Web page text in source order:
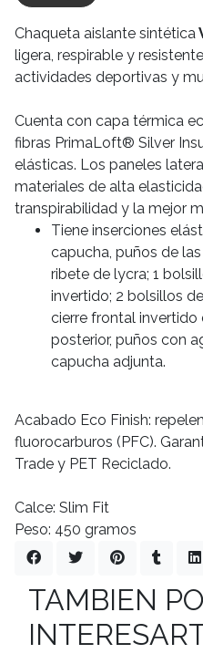
Chaqueta aislante sintética
ligera, respirable y
actividades deportivas y
Cuenta con capa térmica
fibras PrimaLoft® Silver
elásticas. Los paneles
materiales de alta
transpirabilidad y la mejor
Tiene inserciones
capucha, puños de
ribete de lycra; 1
invertido; 2 bolsillos
cierre frontal invertido
posterior, puños con
capucha adjunta.
Acabado Eco Finish:
fluorocarburos (PFC).
Trade y PET Reciclado.
Calce: Slim Fit
Peso: 450 gramos
TAMBIEN